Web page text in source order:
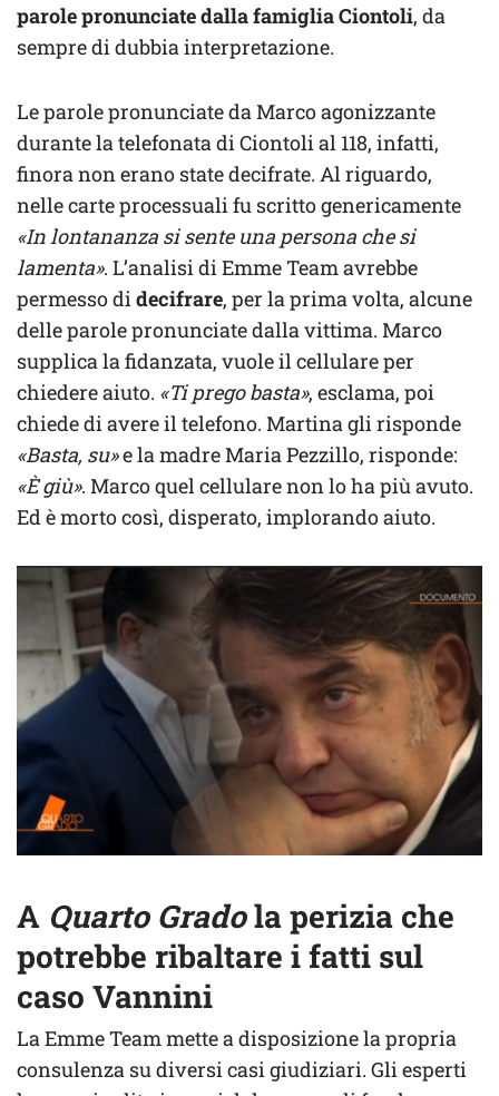
parole pronunciate dalla famiglia Ciontoli, da
sempre di dubbia interpretazione.
Le parole pronunciate da Marco agonizzante
durante la telefonata di Ciontoli al 118, infatti,
finora non erano state decifrate. Al riguardo,
nelle carte processuali fu scritto genericamente
«In lontananza si sente una persona che si
lamenta». L’analisi di Emme Team avrebbe
permesso di decifrare, per la prima volta, alcune
delle parole pronunciate dalla vittima. Marco
supplica la fidanzata, vuole il cellulare per
chiedere aiuto. «Ti prego basta», esclama, poi
chiede di avere il telefono. Martina gli risponde
«Basta, su»e la madre Maria Pezzillo, risponde:
«È giù». Marco quel cellulare non lo ha più avuto.
Ed è morto così, disperato, implorando aiuto.
A Quarto Gradola perizia che
potrebbe ribaltare i fatti sul
caso Vannini
La Emme Team mette a disposizione la propria
consulenza su diversi casi giudiziari. Gli esperti